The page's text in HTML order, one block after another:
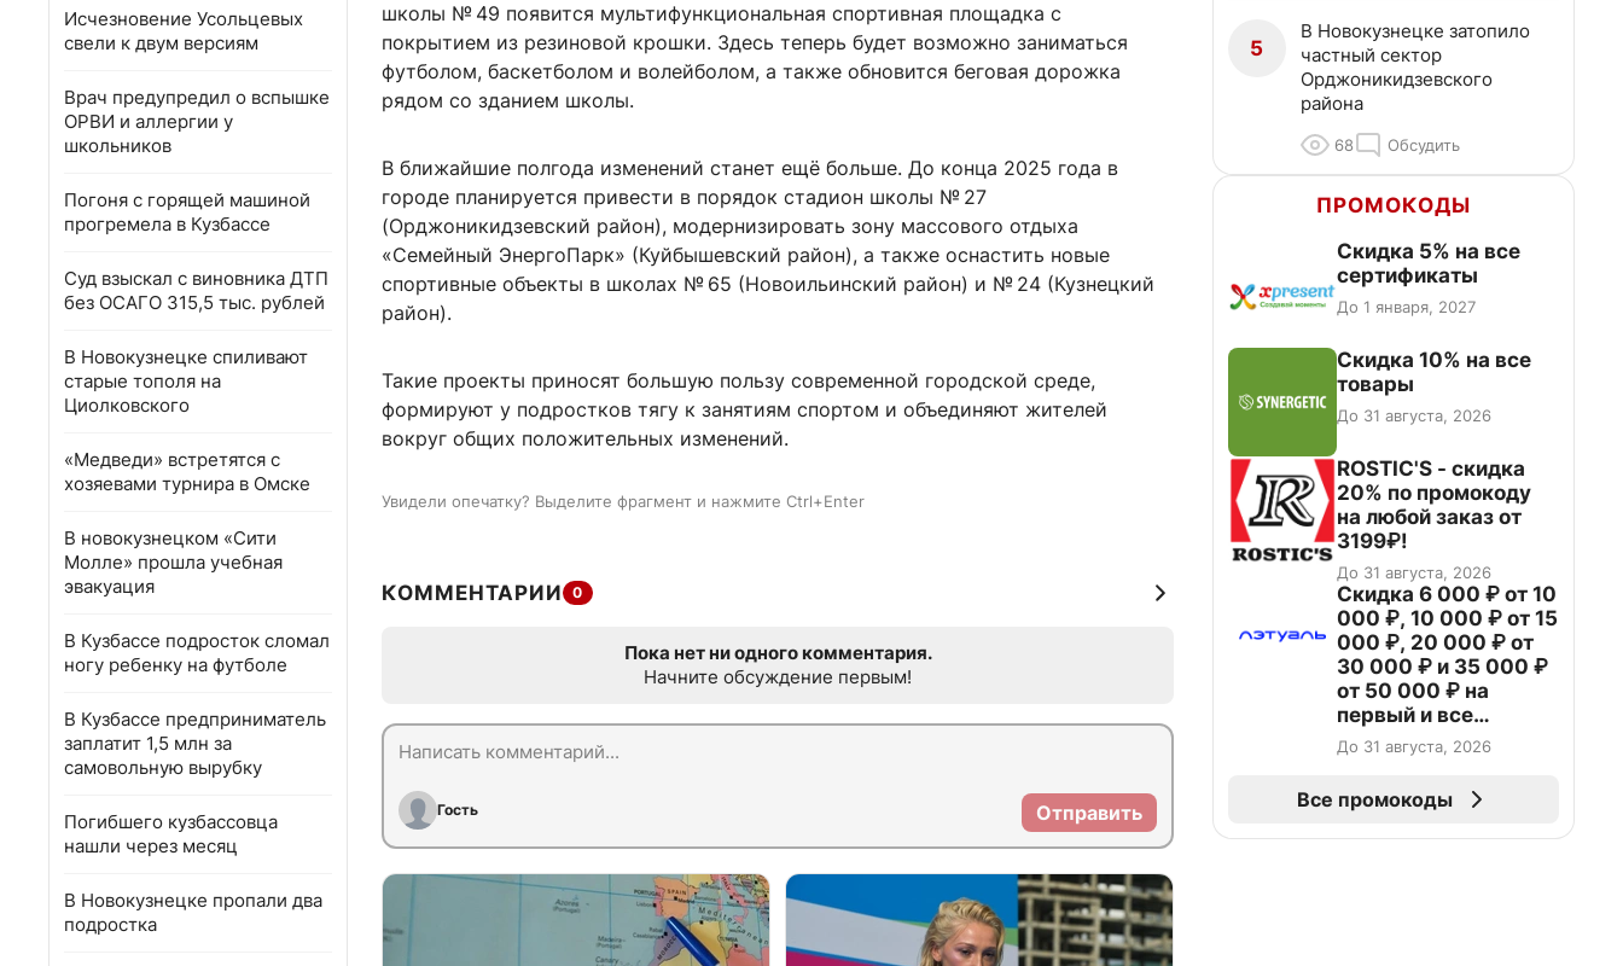
Исчезновение Усольцевых
свели к двум версиям
Врач предупредил о вспышке
ОРВИ и аллергии у
школьников
Погоня с горящей машиной
прогремела в Кузбассе
Суд взыскал с виновника ДТП
без ОСАГО 315,5 тыс. рублей
В Новокузнецке спиливают
старые тополя на
Циолковского
«Медведи» встретятся с
хозяевами турнира в Омске
В новокузнецком «Сити
Молле» прошла учебная
эвакуация
В Кузбассе подросток сломал
ногу ребенку на футболе
В Кузбассе предприниматель
заплатит 1,5 млн за
самовольную вырубку
Погибшего кузбассовца
нашли через месяц
В Новокузнецке пропали два
подростка
школы № 49 появится мультифункциональная спортивная площадка с
покрытием из резиновой крошки. Здесь теперь будет возможно заниматься
футболом, баскетболом и волейболом, а также обновится беговая дорожка
рядом со зданием школы.
В ближайшие полгода изменений станет ещё больше. До конца 2025 года в
городе планируется привести в порядок стадион школы № 27
(Орджоникидзевский район), модернизировать зону массового отдыха
«Семейный ЭнергоПарк» (Куйбышевский район), а также оснастить новые
спортивные объекты в школах № 65 (Новоильинский район) и № 24 (Кузнецкий
район).
Такие проекты приносят большую пользу современной городской среде,
формируют у подростков тягу к занятиям спортом и объединяют жителей
вокруг общих положительных изменений.
Увидели опечатку? Выделите фрагмент и нажмите Ctrl+Enter
КОММЕНТАРИИ 0
Пока нет ни одного комментария.
Начните обсуждение первым!
Гость Отправить
5
В Новокузнецке затопило
частный сектор
Орджоникидзевского
района
68 Обсудить
ПРОМОКОДЫ
Скидка 5% на все
сертификаты
До 1 января, 2027
Скидка 10% на все
товары
До 31 августа, 2026
ROSTIC'S - скидка
20% по промокоду
на любой заказ от
3199₽!
До 31 августа, 2026
Скидка 6 000 ₽ от 10
000 ₽, 10 000 ₽ от 15
000 ₽, 20 000 ₽ от
30 000 ₽ и 35 000 ₽
от 50 000 ₽ на
первый и все
повторные заказы по
промокоду НАБЕРИ
До 31 августа, 2026
Все промокоды